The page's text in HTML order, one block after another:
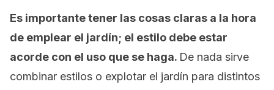
Es importante tener las cosas claras a la hora
de emplear el jardín; el estilo debe estar
acorde con el uso que se haga. De nada sirve
combinar estilos o explotar el jardín para distintos